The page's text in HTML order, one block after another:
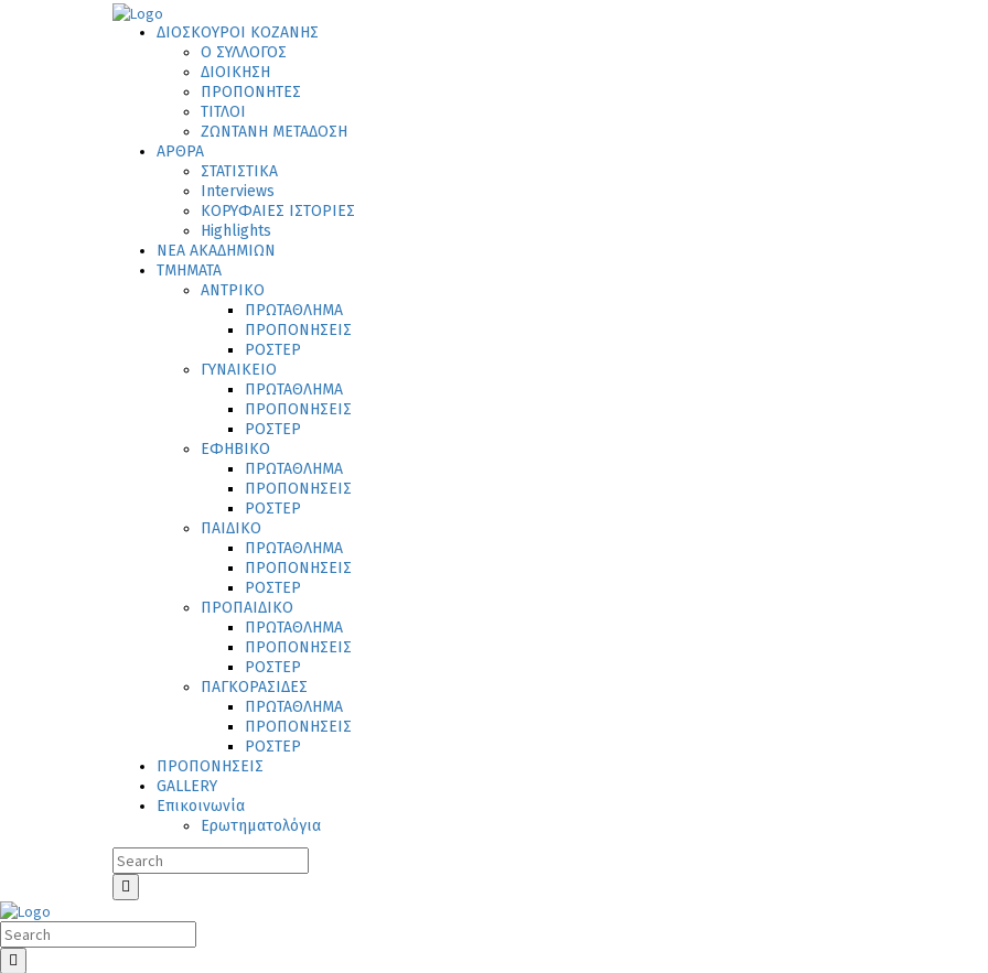
ΔΙΟΣΚΟΥΡΟΙ ΚΟΖΑΝΗΣ
Ο ΣΥΛΛΟΓΟΣ
ΔΙΟΙΚΗΣΗ
ΠΡΟΠΟΝΗΤΕΣ
ΤΙΤΛΟΙ
ΖΩΝΤΑΝΗ ΜΕΤΑΔΟΣΗ
ΑΡΘΡΑ
ΣΤΑΤΙΣΤΙΚΑ
Interviews
ΚΟΡΥΦΑΙΕΣ ΙΣΤΟΡΙΕΣ
Highlights
ΝΕΑ ΑΚΑΔΗΜΙΩΝ
ΤΜΗΜΑΤΑ
ΑΝΤΡΙΚΟ
ΠΡΩΤΑΘΛΗΜΑ
ΠΡΟΠΟΝΗΣΕΙΣ
ΡΟΣΤΕΡ
ΓΥΝΑΙΚΕΙΟ
ΠΡΩΤΑΘΛΗΜΑ
ΠΡΟΠΟΝΗΣΕΙΣ
ΡΟΣΤΕΡ
ΕΦΗΒΙΚΟ
ΠΡΩΤΑΘΛΗΜΑ
ΠΡΟΠΟΝΗΣΕΙΣ
ΡΟΣΤΕΡ
ΠΑΙΔΙΚΟ
ΠΡΩΤΑΘΛΗΜΑ
ΠΡΟΠΟΝΗΣΕΙΣ
ΡΟΣΤΕΡ
ΠΡΟΠΑΙΔΙΚΟ
ΠΡΩΤΑΘΛΗΜΑ
ΠΡΟΠΟΝΗΣΕΙΣ
ΡΟΣΤΕΡ
ΠΑΓΚΟΡΑΣΙΔΕΣ
ΠΡΩΤΑΘΛΗΜΑ
ΠΡΟΠΟΝΗΣΕΙΣ
ΡΟΣΤΕΡ
ΠΡΟΠΟΝΗΣΕΙΣ
GALLERY
Επικοινωνία
Ερωτηματολόγια